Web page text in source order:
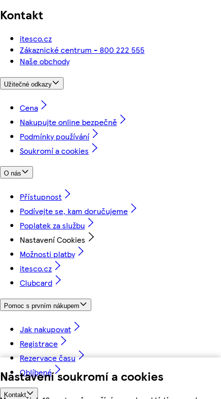
Nastavení soukromí a cookies
Kontakt
itesco.cz
Zákaznické centrum - 800 222 555
Naše obchody
Užitečné odkazy
Cena
Nakupujte online bezpečně
Podmínky používání
Soukromí a cookies
O nás
Přístupnost
Podívejte se, kam doručujeme
Poplatek za službu
Nastavení Cookies
Možnosti platby
itesco.cz
Clubcard
Pomoc s prvním nákupem
Jak nakupovat
Registrace
Rezervace času
Oblíbené
Kontakt